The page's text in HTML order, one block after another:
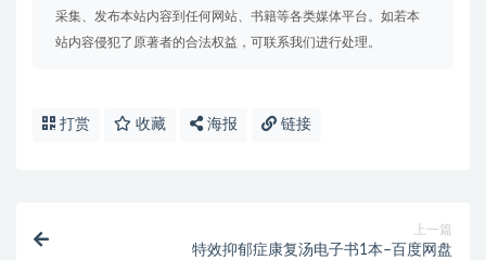
采集、发布本站内容到任何网站、书籍等各类媒体平台。如若本
站内容侵犯了原著者的合法权益，可联系我们进行处理。
打赏 收藏 海报 链接
上一篇
特效抑郁症康复汤电子书1本–百度网盘